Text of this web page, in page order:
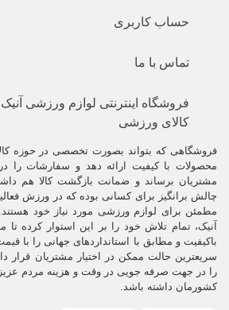
حساب کاربری
تماس با ما
فروشگاه اینترنتی لوازم ورزشی
کالای ورزشی
فروشگاهی که بتواند بصورت تخصصی در حوزه
محصولات با کیفیت ارائه دهد و سفارشات را
مشتریان برساند و ضمانت بازگشت کالا هم
چالش برانگیز برای کسانی بوده که در ورزش
مطمئن برای لوازم ورزشی مورد نیاز خود
آنیک، تمام تلاش خود را بر این استوار کرده
باکیفیت و مطابق با استانداردهای جهانی را با
سریعترین حالت ممکن در اختیار مشتریان قرار
را در جهت صرفه جویی در وقت و هزینه مردم
کشورمان داشته باشد.